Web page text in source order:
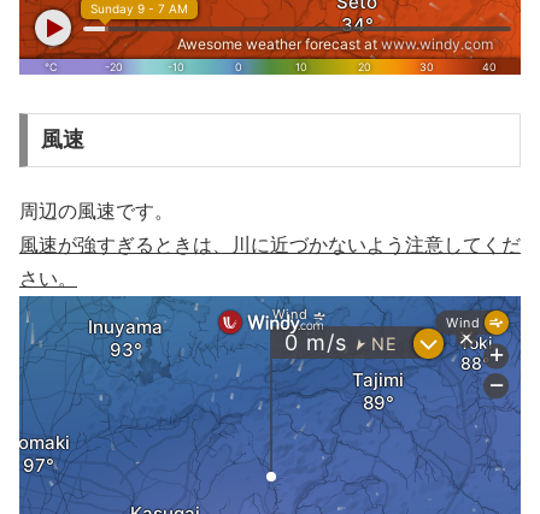
風速
周辺の風速です。
風速が強すぎるときは、川に近づかないよう注意してくだ
さい。